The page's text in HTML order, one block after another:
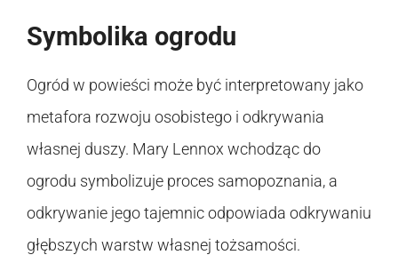
Symbolika ogrodu
Ogród w powieści może być interpretowany jako
metafora rozwoju osobistego i odkrywania
własnej duszy. Mary Lennox wchodząc do
ogrodu symbolizuje proces samopoznania, a
odkrywanie jego tajemnic odpowiada odkrywaniu
głębszych warstw własnej tożsamości.